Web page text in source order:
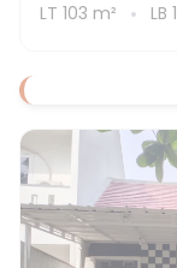
LT 103 m² LB